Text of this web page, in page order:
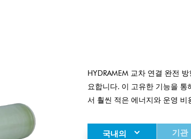
HYDRAMEM 교차 연결 완전
요합니다. 이 고유한 기능을
서 훨씬 적은 에너지와 운영 비
국내의 기관